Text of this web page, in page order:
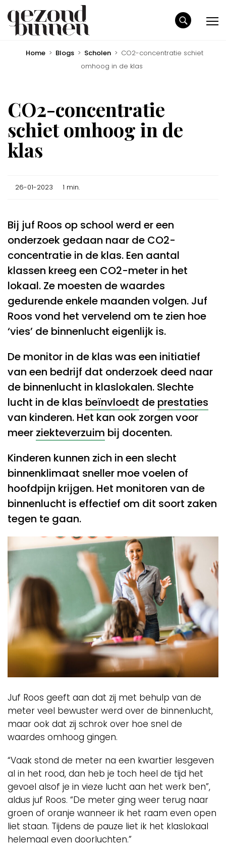
Home > Blogs > Scholen > CO2-concentratie schiet
omhoog in de klas
CO2-concentratie
schiet omhoog in de
klas
26-01-2023 1 min.
Bij juf Roos op school werd er een
onderzoek gedaan naar de CO2-
concentratie in de klas. Een aantal
klassen kreeg een CO2-meter in het
lokaal. Ze moesten de waardes
gedurende enkele maanden volgen. Juf
Roos vond het vervelend om te zien hoe
‘vies’ de binnenlucht eigenlijk is.
De monitor in de klas was een initiatief
van een bedrijf dat onderzoek deed naar
de binnenlucht in klaslokalen. Slechte
lucht in de klas beïnvloedt de prestaties
van kinderen. Het kan ook zorgen voor
meer ziekteverzuim bij docenten.
Kinderen kunnen zich in een slecht
binnenklimaat sneller moe voelen of
hoofdpijn krijgen. Het monitoren van de
binnenlucht is effectief om dit soort zaken
tegen te gaan.
Juf Roos geeft aan dat zij met behulp van de
meter veel bewuster werd over de binnenlucht,
maar ook dat zij schrok over hoe snel de
waardes omhoog gingen.
“Vaak stond de meter na een kwartier lesgeven
al in het rood, dan heb je toch heel de tijd het
gevoel alsof je in vieze lucht aan het werk ben”,
aldus juf Roos. “De meter ging weer terug naar
groen of oranje wanneer ik het raam even open
liet staan. Tijdens de pauze liet ik het klaslokaal
helemaal even doorluchten.”